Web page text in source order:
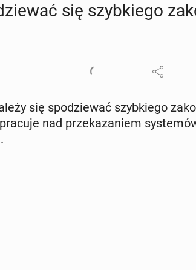
się szyb­kie­go
się spo­dzie­wać szyb­kie­go
nad prze­ka­za­niem